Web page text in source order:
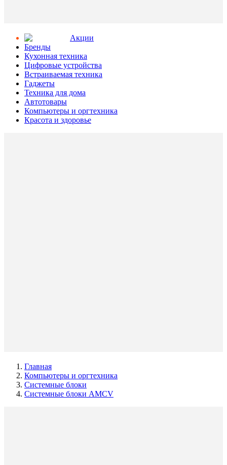
Aкции
Бренды
Кухонная техника
Цифровые устройства
Встраиваемая техника
Гаджеты
Техника для дома
Автотовары
Компьютеры и оргтехника
Красота и здоровье
Главная
Компьютеры и оргтехника
Системные блоки
Системные блоки AMCV